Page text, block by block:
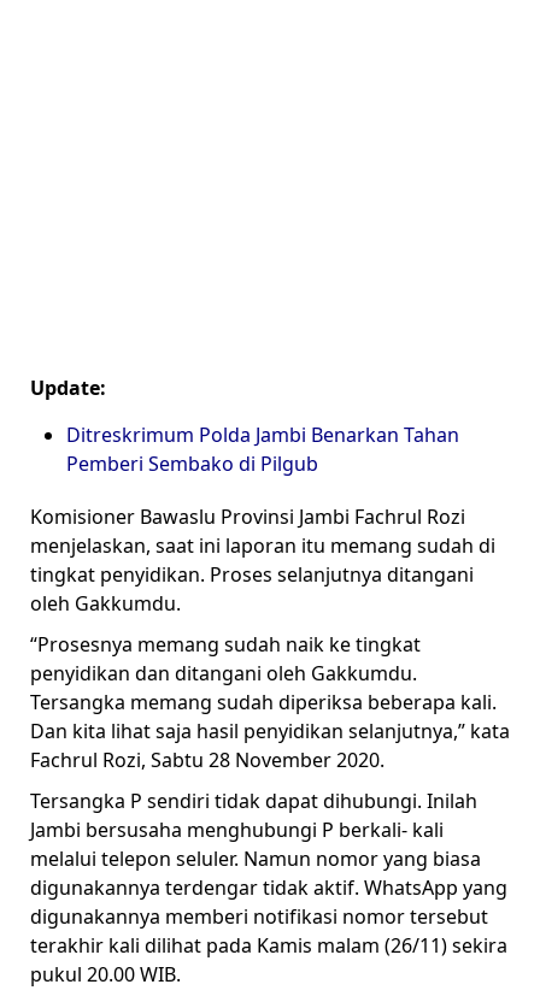
Update:
Ditreskrimum Polda Jambi Benarkan Tahan
Pemberi Sembako di Pilgub
Komisioner Bawaslu Provinsi Jambi Fachrul Rozi
menjelaskan, saat ini laporan itu memang sudah di
tingkat penyidikan. Proses selanjutnya ditangani
oleh Gakkumdu.
“Prosesnya memang sudah naik ke tingkat
penyidikan dan ditangani oleh Gakkumdu.
Tersangka memang sudah diperiksa beberapa kali.
Dan kita lihat saja hasil penyidikan selanjutnya,” kata
Fachrul Rozi, Sabtu 28 November 2020.
Tersangka P sendiri tidak dapat dihubungi. Inilah
Jambi bersusaha menghubungi P berkali- kali
melalui telepon seluler. Namun nomor yang biasa
digunakannya terdengar tidak aktif. WhatsApp yang
digunakannya memberi notifikasi nomor tersebut
terakhir kali dilihat pada Kamis malam (26/11) sekira
pukul 20.00 WIB.